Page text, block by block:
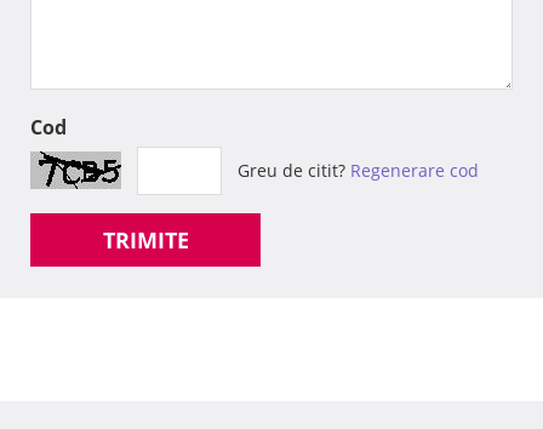
Cod
Greu de citit? Regenerare cod
TRIMITE